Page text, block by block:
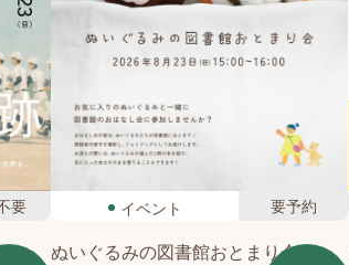
要 イベント 要予約
ぬいぐるみの図書館おとまり会